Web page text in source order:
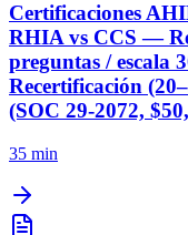
Certificaciones
RHIA vs CCS —
preguntas / escala
Recertificación
(SOC 29-2072,
35 min